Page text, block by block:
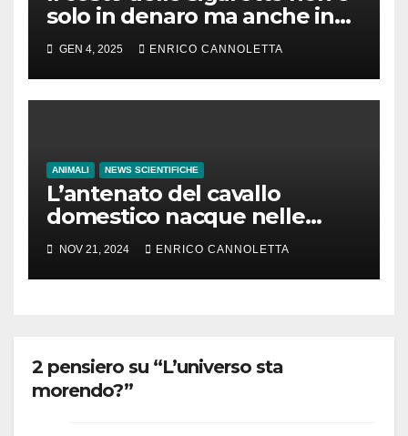
solo in denaro ma anche in
tempo di vita
GEN 4, 2025 ENRICO CANNOLETTA
ANIMALI NEWS SCIENTIFICHE
L’antenato del cavallo
domestico nacque nelle
steppe del Mar Nero
NOV 21, 2024 ENRICO CANNOLETTA
2 pensiero su “L’universo sta
morendo?”